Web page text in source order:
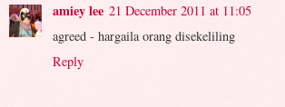
amiey lee 21 December 2011 at 11:05
agreed - hargaila orang disekeliling
Reply